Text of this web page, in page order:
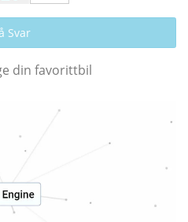
Svar
din favorittbil